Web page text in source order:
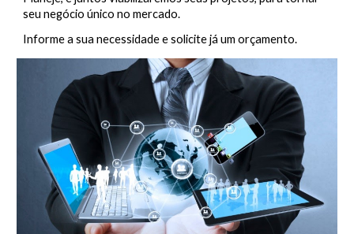
seu negócio único no mercado.
Informe a sua necessidade e solicite já um orçamento.